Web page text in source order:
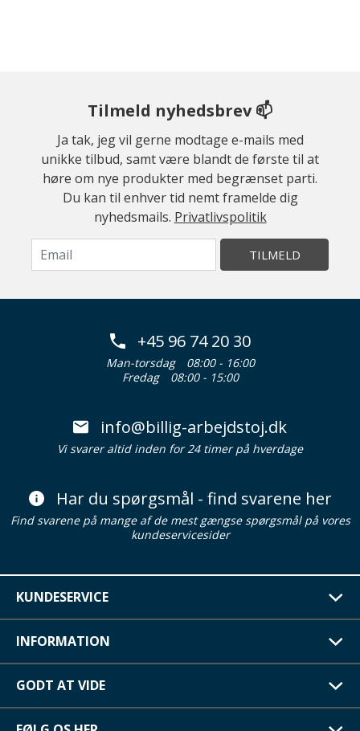
Tilmeld nyhedsbrev 📫
Ja tak, jeg vil gerne modtage e-mails med
unikke tilbud, samt være blandt de første til at
høre om nye produkter med begrænset parti.
Du kan til enhver tid nemt framelde dig
nyhedsmails. Privatlivspolitik
TILMELD
+45 96 74 20 30
Man-torsdag
08:00 - 16:00
Fredag
08:00 - 15:00
info@billig-arbejdstoj.dk
Vi svarer altid inden for 24 timer på hverdage
Har du spørgsmål - find svarene her
Find svarene på mange af de mest gængse spørgsmål på vores
kundeservicesider
KUNDESERVICE
INFORMATION
GODT AT VIDE